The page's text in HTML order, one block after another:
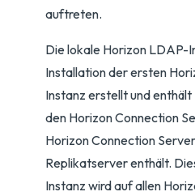
auftreten.
Die lokale Horizon LDAP-
Installation der ersten
Instanz erstellt und
den Horizon Connection
Horizon Connection
Replikatserver enthält.
Instanz wird auf allen